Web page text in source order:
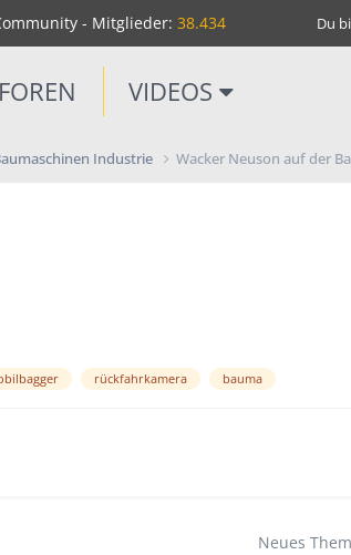
- Mitglieder: 38.434 Du
FOREN VIDEOS
Industrie Wacker Neuson auf der
rückfahrkamera bauma
Neues